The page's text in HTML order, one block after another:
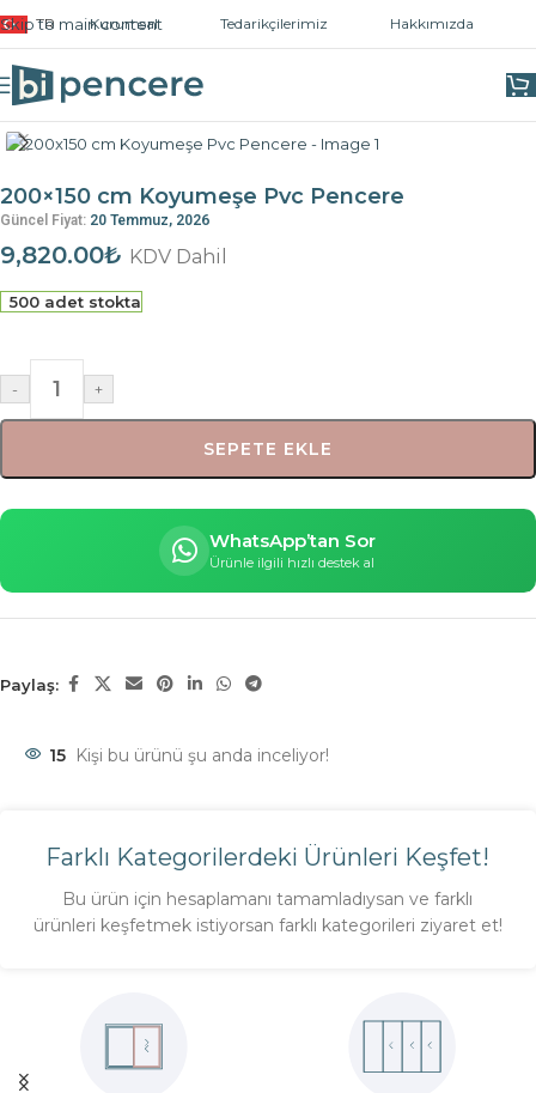
Skip to main content
TR Kurumsal Tedarikçilerimiz Hakkımızda
Ana Sayfa
200×150 cm Koyumeşe Pvc Pencere
Güncel Fiyat: 20 Temmuz, 2026
9,820.00₺ KDV Dahil
500 adet stokta
- +
SEPETE EKLE
WhatsApp’tan Sor
Ürünle ilgili hızlı destek al
Paylaş:
15 Kişi bu ürünü şu anda inceliyor!
Farklı Kategorilerdeki Ürünleri Keşfet!
Bu ürün için hesaplamanı tamamladıysan ve farklı
ürünleri keşfetmek istiyorsan farklı kategorileri ziyaret et!